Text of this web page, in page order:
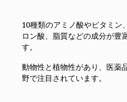
10種類のアミノ酸やビタミン
ロン酸、脂質などの成分が豊
す。
動物性と植物性があり、医薬
野で注目されています。